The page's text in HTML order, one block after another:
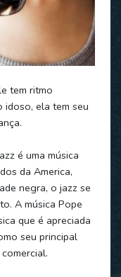
tem ritmo
idoso, ela tem seu
é uma música
da America,
negra, o jazz se
A música Pope
que é apreciada
seu principal